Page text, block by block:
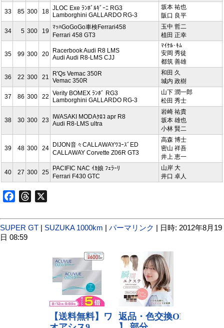
33 85 300 18 JLOC Exe ﾗﾝﾎﾞﾙｷﾞｰﾆ RG3
Lamborghini GALLARDO RG-3
坂本 祐也
阪口 良平
34 5 300 19
ﾏｯﾊGoGoGo車検Ferrari458
Ferrari 458 GT3
玉中 哲二
植田 正幸
35 99 300 20 Racerbook Audi R8 LMS
Audi Audi R8-LMS CJJ
ﾏｲｹﾙ･ｷﾑ
安岡 秀徒
都筑 善雄
36 22 300 21
R'Qs Vemac 350R
Vemac 350R
和田 久
城内 政樹
37 86 300 22 Verity BOMEX ﾗﾝﾎﾞ RG3
Lamborghini GALLARDO RG-3
山下 潤一郎
松田 秀士
38 30 300 23
IWASAKI MODAｸﾛｺ apr R8
Audi R8-LMS ultra
岩崎 祐貴
坂本 雄也
小林 賢二
39 48 300 24 DIJON音々CALLAWAYﾜｺｰｽﾞED
CALLAWAY Corvette Z06R GT3
高森 博士
密山 祥吾
井上 恵一
40 27 300 25
PACIFIC NAC ｲｶ娘 ﾌｪﾗｰﾘ
Ferrari F430 GTC
山岸 大
井口 卓人
FacebookThreads
SUPER GT | SUZUKA 1000km | パーマリンク | 日時: 2012年8月19
日 08:59